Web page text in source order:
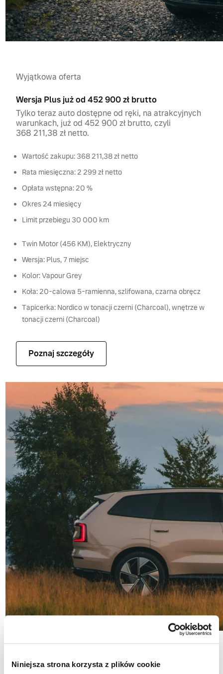
Niniejsza strona korzysta z plików cookie
Wyjątkowa oferta
Wersja Plus już od 452 900 zł brutto
Tylko teraz auto dostępne od ręki, na atrakcyjnych
warunkach, już od 452 900 zł brutto, czyli
368 211,38 zł netto.
Wartość zakupu: 368 211,38 zł netto
Rata miesięczna: 2 299 zł netto
Opłata wstępna: 20 %
Okres 24 miesięcy
Limit przebiegu 30 000 km
Twin Motor (456 KM), Elektryczny
Wersja: Plus, 7 miejsc
Kolor: Vapour Grey
Koła: 20-calowa 5-ramienna, szlifowana, czarna obręcz
Tapicerka: Nordico w tonacji czerni (Charcoal), wnętrze w
tonacji czerni (Charcoal)
Poznaj szczegóły
Dla Ciebie i Twojej rodziny